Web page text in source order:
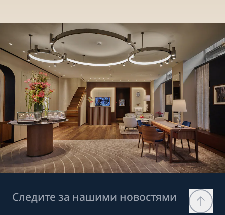
Следите за нашими новостями